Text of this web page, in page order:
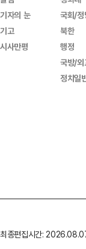
기자의 눈
기고
시사만평
국회/정
북한
행정
국방/외
정치일
최종편집시간: